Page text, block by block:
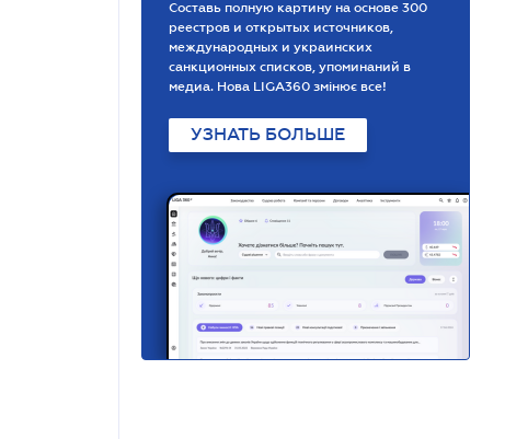
Составь полную картину на основе 300
реестров и открытых источников,
международных и украинских
санкционных списков, упоминаний в
медиа. Нова LIGA360 змінює все!
УЗНАТЬ БОЛЬШЕ